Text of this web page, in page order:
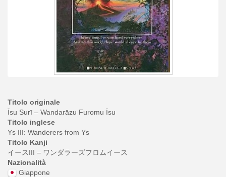
Titolo originale
Īsu Surī – Wandarāzu Furomu Īsu
Titolo inglese
Ys III: Wanderers from Ys
Titolo Kanji
イースIII – ワンダラーズフロムイース
Nazionalità
Giappone